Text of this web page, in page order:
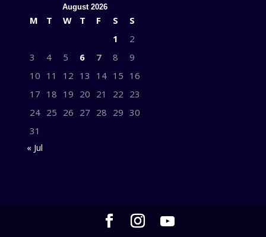
August 2026
M T W T F S
S
1
2
3
4 5 6 7 8
9
10 11 12 13 14 15 16
17 18 19 20 21 22 23
24 25 26 27 28 29 30
31
« Jul